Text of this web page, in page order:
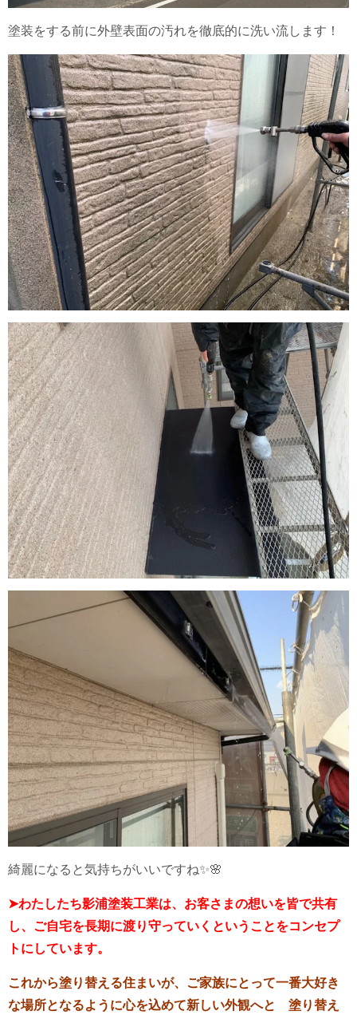
塗装をする前に外壁表面の汚れを徹底的に洗い流します！
綺麗になると気持ちがいいですね✨🌸
➤わたしたち影浦塗装工業は、お客さまの想いを皆で共有
し、 ご自宅を長期に渡り守っていくということをコンセプ
トにしています。
これから塗り替える住まいが、ご家族にとって一番大好き
な場所となるように心を込めて新しい外観へと 塗り替え